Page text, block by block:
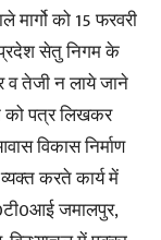
मार्गो को 15 फरवरी
प्रदेश सेतु निगम के
व तेजी न लाये जाने
को पत्र लिखकर
विकास निर्माण
करते कार्य में
जमालपुर,